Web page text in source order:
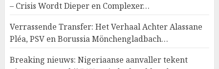
– Crisis Wordt Dieper en Complexer…
Verrassende Transfer: Het Verhaal Achter Alassane
Pléa, PSV en Borussia Mönchengladbach…
Breaking nieuws: Nigeriaanse aanvaller tekent